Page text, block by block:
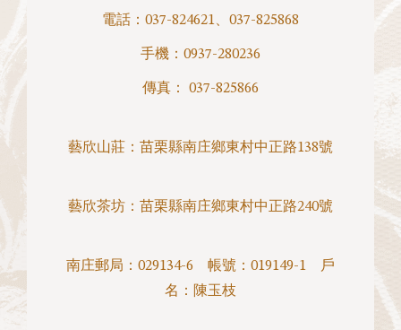
電話： 037-824621、 037-825868
手機： 0937-280236
傳真： 037-825866
藝欣山莊： 苗栗縣南庄鄉東村中正路138號
藝欣茶坊： 苗栗縣南庄鄉東村中正路240號
南庄郵局：029134-6 帳號：019149-1 戶
名：陳玉枝